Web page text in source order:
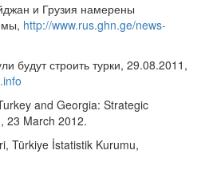
и Грузия намерены
http://www.rus.ghn.ge/news-
будут строить турки, 29.08.2011,
and Georgia: Strategic
23 March 2012.
Türkiye İstatistik Kurumu,